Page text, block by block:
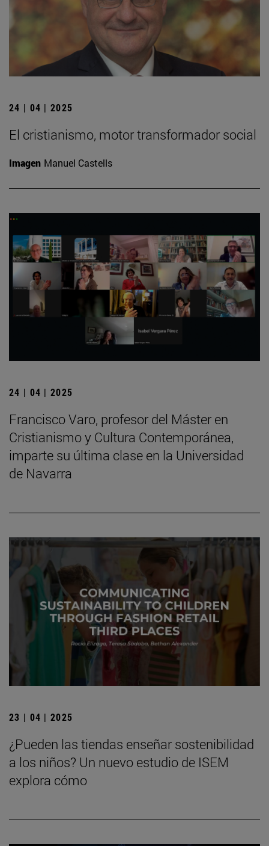
24 | 04 | 2025
El cristianismo, motor transformador social
Imagen Manuel Castells
24 | 04 | 2025
Francisco Varo, profesor del Máster en
Cristianismo y Cultura Contemporánea,
imparte su última clase en la Universidad
de Navarra
23 | 04 | 2025
¿Pueden las tiendas enseñar sostenibilidad
a los niños? Un nuevo estudio de ISEM
explora cómo